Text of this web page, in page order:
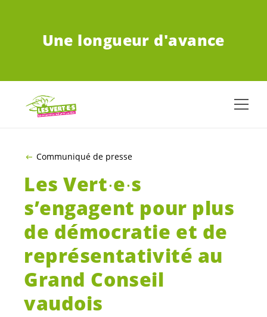
Une longueur d'avance
Communiqué de presse
Les Vert∙e∙s
s’engagent pour plus
de démocratie et de
représentativité au
Grand Conseil
vaudois